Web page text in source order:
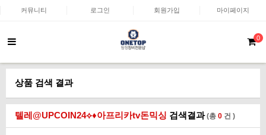
커뮤니티 로그인 회원가입 마이페이지
0
상품 검색 결과
텔레@UPCOIN24⟡♦아프리카tv돈믹싱 검색결과(총 0 건 )